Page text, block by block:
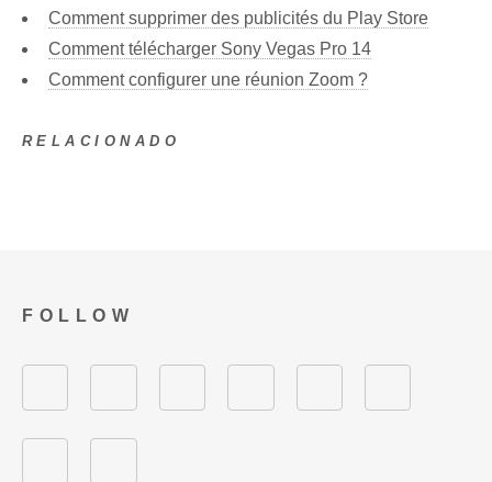
Comment supprimer des publicités du Play Store
Comment télécharger Sony Vegas Pro 14
Comment configurer une réunion Zoom ?
RELACIONADO
FOLLOW